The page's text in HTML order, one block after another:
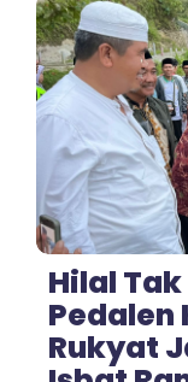
Hilal
Pedalen
Rukyat